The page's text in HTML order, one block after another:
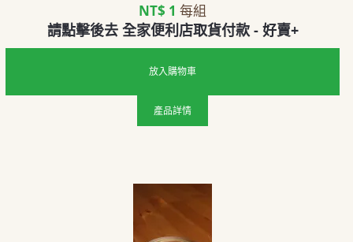
NT$ 1 每組
請點擊後去 全家便利店取貨付款 - 好賣+
放入購物車
產品詳情